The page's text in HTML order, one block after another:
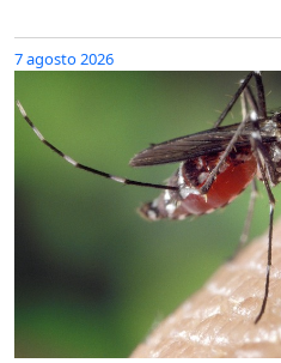
7 agosto 2026